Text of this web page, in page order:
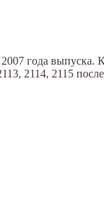
года выпуска.
2114, 2115